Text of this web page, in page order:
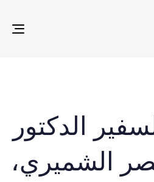
الدكتور
الشميري،